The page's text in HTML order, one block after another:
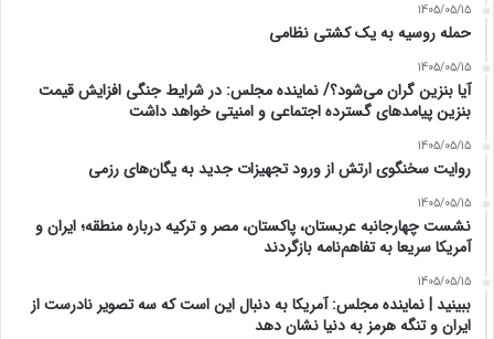
1405/05/15
حمله روسیه به یک کشتی نظامی
1405/05/15
آیا بنزین گران می‌شود؟/ نماینده مجلس: در شرایط جنگی افزایش قیمت
بنزین پیامدهای گسترده اجتماعی و امنیتی خواهد داشت
1405/05/15
روایت سخنگوی ارتش از ورود تجهیزات جدید به یگان‌های رزمی
1405/05/15
نشست چهارجانبه عربستان، پاکستان، مصر و ترکیه درباره منطقه؛ ایران و
آمریکا سریعا به تفاهم‌نامه بازگردند
1405/05/15
ببینید | نماینده مجلس: آمریکا به دنبال این است که سه تصویر نادرست از
ایران و تنگه هرمز به دنیا نشان دهد